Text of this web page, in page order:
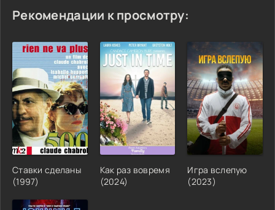
Рекомендации к просмотру:
Ставки сделаны
(1997)
Как раз вовремя
(2024)
Игра вслепую
(2023)